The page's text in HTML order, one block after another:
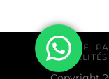
BOUTIQUE
ACTUALITÉS